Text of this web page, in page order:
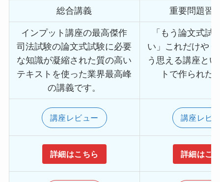
総合講義 重要問題習
インプット講座の最高傑作
司法試験の論文式試験に必要
な知識が凝縮された質の高い
テキストを使った業界最高峰
の講義です。
「もう論文式試
い」これだけや
う思える講座と
トで作られた
講座レビュー 講座レビ
詳細はこちら 詳細はこ